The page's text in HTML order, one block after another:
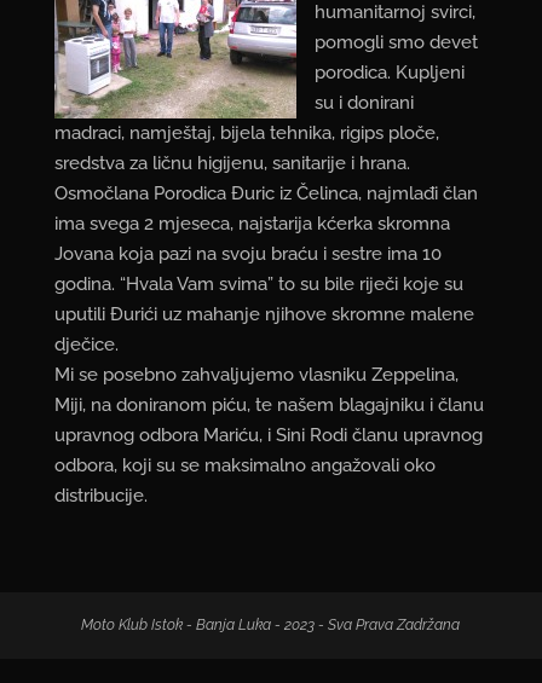
humanitarnoj svirci,
pomogli smo devet
porodica. Kupljeni
su i donirani
madraci, namještaj, bijela tehnika, rigips ploče,
sredstva za ličnu higijenu, sanitarije i hrana.
Osmočlana Porodica Đuric iz Čelinca, najmlađi član
ima svega 2 mjeseca, najstarija kćerka skromna
Jovana koja pazi na svoju braću i sestre ima 10
godina. “Hvala Vam svima” to su bile riječi koje su
uputili Đurići uz mahanje njihove skromne malene
dječice.
Mi se posebno zahvaljujemo vlasniku Zeppelina,
Miji, na doniranom piću, te našem blagajniku i članu
upravnog odbora Mariću, i Sini Rodi članu upravnog
odbora, koji su se maksimalno angažovali oko
distribucije.
Moto Klub Istok - Banja Luka - 2023 - Sva Prava Zadržana